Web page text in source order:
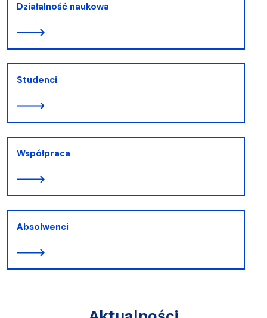
Działalność naukowa
Studenci
Współpraca
Absolwenci